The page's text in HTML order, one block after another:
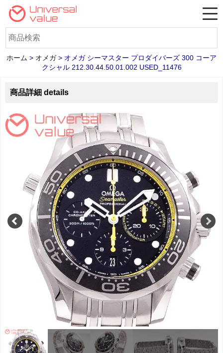
ホーム > オメガ> オメガ シーマスター プロダイバーズ 300 コーア
クシャル 212.30.44.50.01.002 USED_11476
商品詳細 details